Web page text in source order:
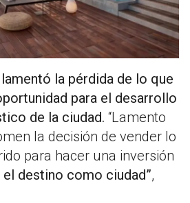
lamentó la pérdida de lo que
para el desarrollo
de la ciudad. “Lamento
la decisión de vender lo
para hacer una inversión
el destino como ciudad”,